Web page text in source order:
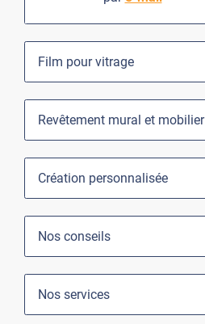
Film pour vitrage
Revêtement mural et mobilier
Création personnalisée
Nos conseils
Nos services